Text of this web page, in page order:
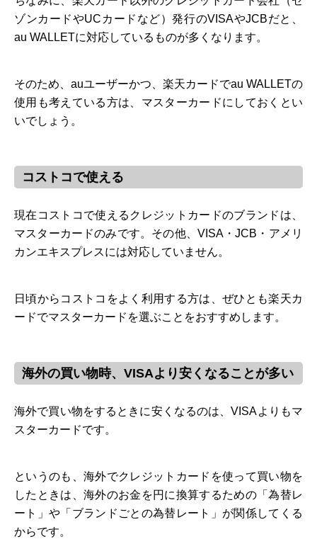
ゾンカードやUCカードなど）発行のVISAやJCBだと、
au WALLETに対応しているものが多くなります。
そのため、auユーザーかつ、楽天カードでau WALLETの
使用も考えている方は、マスターカードにしておくとい
いでしょう。
コストコで使える
現在コストコで使えるクレジットカードのブランドは、
マスターカードのみです。その他、VISA・JCB・アメリ
カンエキスプレスには対応していません。
日頃からコストコをよく利用する方は、ぜひとも楽天カ
ードでマスターカードを選ぶことをおすすめします。
海外の買い物時、VISAより安くなることが多い
海外で買い物をするときに安くなるのは、VISAよりもマ
スターカードです。
というのも、海外でクレジットカードを使って買い物を
したときは、海外のお金を円に換算するための「為替レ
ート」や「ブランドごとの為替レート」が関係してくる
からです。